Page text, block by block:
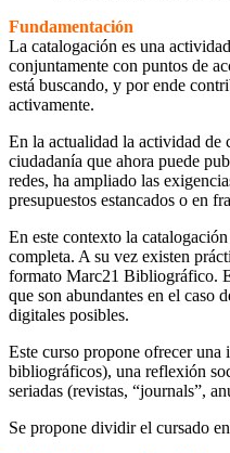
Fundamentación
La catalogación es una
conjuntamente con puntos de
está buscando, y por ende
activamente.
En la actualidad la actividad de
ciudadanía que ahora puede
redes, ha ampliado las
presupuestos estancados o en
En este contexto la
completa. A su vez existen
formato Marc21 Bibliográfico.
que son abundantes en el caso
digitales posibles.
Este curso propone ofrecer una
bibliográficos), una reflexión
seriadas (revistas, “journals”,
Se propone dividir el cursado